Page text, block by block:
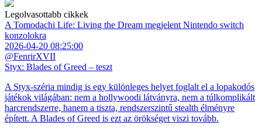
Legolvasottabb cikkek
A Tomodachi Life: Living the Dream megjelent Nintendo switch
konzolokra
2026-04-20 08:25:00
@FenrirXVII
Styx: Blades of Greed – teszt
A Styx-széria mindig is egy különleges helyet foglalt el a lopakodós
játékok világában: nem a hollywoodi látványra, nem a túlkomplikált
harcrendszerre, hanem a tiszta, rendszerszintű stealth élményre
épített. A Blades of Greed is ezt az örökséget viszi tovább.